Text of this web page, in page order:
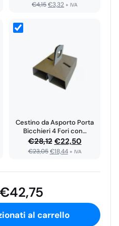
prezzo
€5,06.
€4,15€3,32 + IVA
Cestino da Asporto Porta
Bicchieri 4 Fori con…
€28,12 Il
prezzo
€22,50Il
prezzo
€23,05 €18,44 + IVA
€42,75
al carrello